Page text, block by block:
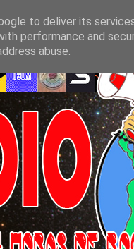
to deliver its
performance and
abuse.